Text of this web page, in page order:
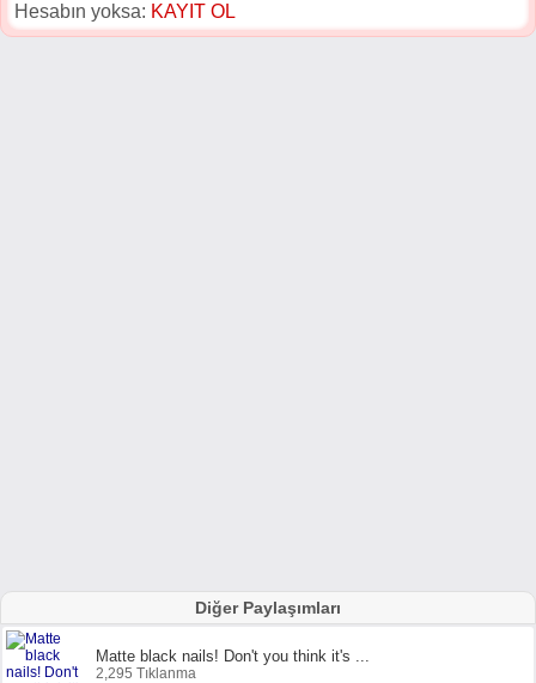
Hesabın yoksa: KAYIT OL
Diğer Paylaşımları
Matte black nails! Don't you think it's ...
2,295 Tıklanma